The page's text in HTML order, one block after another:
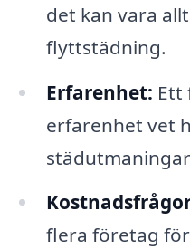
det kan vara
flyttstädning.
Erfarenhet: Ett
erfarenhet vet
flera företag